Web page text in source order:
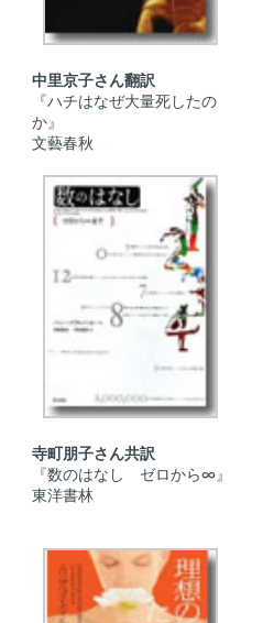
中里京子さん翻訳
『ハチはなぜ大量死したの
か』
文藝春秋
寺町朋子さん共訳
『数のはなし ゼロから∞』
東洋書林